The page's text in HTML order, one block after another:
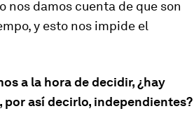
nos damos cuenta de que son
y esto nos impide el
a la hora de decidir, ¿hay
así decirlo, independientes?